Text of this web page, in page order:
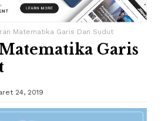
Matematika Garis Dan Sudut
Garis
24, 2019